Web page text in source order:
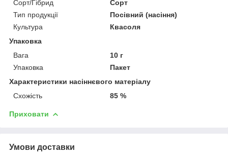
Сорт/Гібрид
Сорт
Тип продукції
Посівний (насіння)
Культура
Квасоля
Упаковка
Вага
10 г
Упаковка
Пакет
Характеристики насіннєвого матеріалу
Схожість
85 %
Приховати
Умови доставки